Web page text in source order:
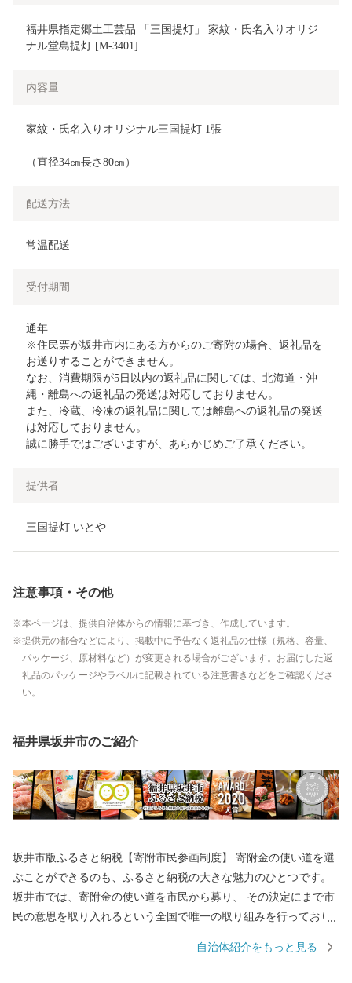
福井県指定郷土工芸品 「三国提灯」 家紋・氏名入りオリジ
ナル堂島提灯 [M-3401]
内容量
家紋・氏名入りオリジナル三国提灯 1張
（直径34㎝長さ80㎝）
配送方法
常温配送
受付期間
通年
※住民票が坂井市内にある方からのご寄附の場合、返礼品を
お送りすることができません。
なお、消費期限が5日以内の返礼品に関しては、北海道・沖
縄・離島への返礼品の発送は対応しておりません。
また、冷蔵、冷凍の返礼品に関しては離島への返礼品の発送
は対応しておりません。
誠に勝手ではございますが、あらかじめご了承ください。
提供者
三国提灯 いとや
注意事項・その他
本ページは、提供自治体からの情報に基づき、作成しています。
提供元の都合などにより、掲載中に予告なく返礼品の仕様（規格、容量、
パッケージ、原材料など）が変更される場合がございます。お届けした返
礼品のパッケージやラベルに記載されている注意書きなどをご確認くださ
い。
福井県坂井市のご紹介
坂井市版ふるさと納税【寄附市民参画制度】 寄附金の使い道を選
ぶことができるのも、ふるさと納税の大きな魅力のひとつです。
坂井市では、寄附金の使い道を市民から募り、 その決定にまで市
民の意思を取り入れるという全国で唯一の取り組みを行っており
自治体紹介をもっと見る